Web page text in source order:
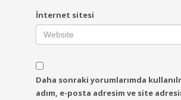
İnternet sitesi
Daha sonraki yorumlarımda
adım, e-posta adresim ve site